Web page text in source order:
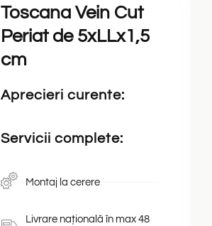
Toscana Vein Cut
Periat de 5xLLx1,5
cm
Aprecieri curente:
Servicii complete:
Montaj la cerere
Livrare națională în max 48